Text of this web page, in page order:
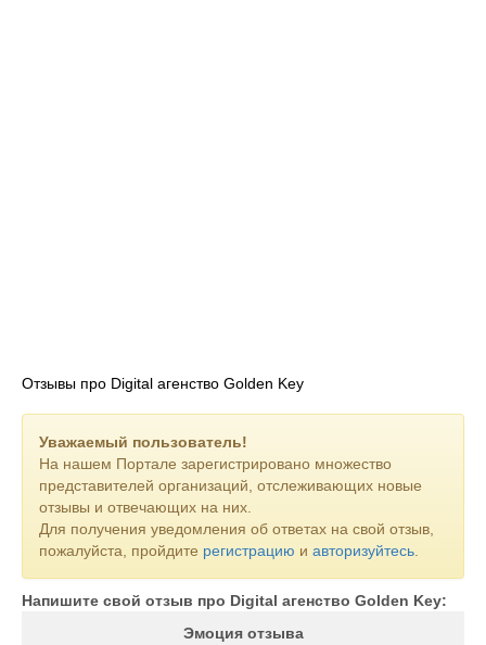
Отзывы про Digital агенство Golden Key
Уважаемый пользователь!
На нашем Портале зарегистрировано множество
представителей организаций, отслеживающих новые
отзывы и отвечающих на них.
Для получения уведомления об ответах на свой отзыв,
пожалуйста, пройдите регистрацию и авторизуйтесь
Напишите свой отзыв про Digital агенство Golden Key:
Эмоция отзыва